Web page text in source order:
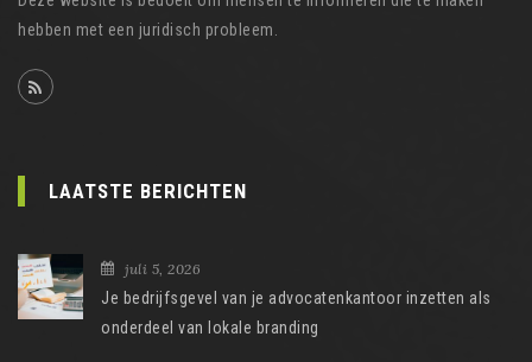
hebben met een juridisch probleem.
LAATSTE BERICHTEN
juli 5, 2026
Je bedrijfsgevel van je advocatenkantoor inzetten als
onderdeel van lokale branding